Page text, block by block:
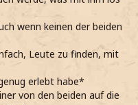
wenn keinen der beiden
Leute zu finden, mit
erlebt habe*
von den beiden auf die